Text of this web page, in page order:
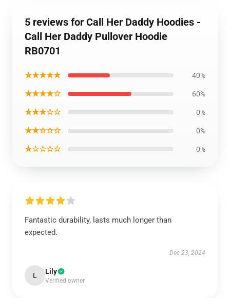
5 reviews for Call Her Daddy Hoodies -
Call Her Daddy Pullover Hoodie
RB0701
★★★★★ 40%
★★★★☆ 60%
★★★☆☆ 0%
★★☆☆☆ 0%
★☆☆☆☆ 0%
Fantastic durability, lasts much longer than
expected.
Dec 23, 2024
L Lily
Verified owner